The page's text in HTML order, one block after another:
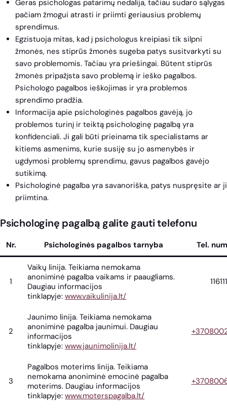
Geras psichologas patarimų nedalija, tačiau sudaro sąlygas
pačiam žmogui atrasti ir priimti geriausius problemų
sprendimus.
Egzistuoja mitas, kad į psichologus kreipiasi tik silpni
žmonės, nes stiprūs žmonės sugeba patys susitvarkyti su
savo problemomis. Tačiau yra priešingai. Būtent stiprūs
žmonės pripažįsta savo problemą ir ieško pagalbos.
Psichologo pagalbos ieškojimas ir yra problemos
sprendimo pradžia.
Informacija apie psichologinės pagalbos gavėją, jo
problemos turinį ir teiktą psichologinę pagalbą yra
konfidenciali. Ji gali būti prieinama tik specialistams ar
kitiems asmenims, kurie susiję su jo asmenybės ir
ugdymosi problemų sprendimu, gavus pagalbos gavėjo
sutikimą.
Psichologinė pagalba yra savanoriška, patys nuspręsite ar ji
priimtina.
Psichologinę pagalbą galite gauti telefonu
Nr. Psichologinės pagalbos tarnyba Tel.
1
Vaikų linija. Teikiama nemokama
anoniminė pagalba vaikams ir paaugliams.
Daugiau informacijos
tinklapyje:www.vaikulinija.lt/
116111
2
Jaunimo linija. Teikiama nemokama
anoniminė pagalba jaunimui. Daugiau
informacijos
tinklapyje:www.jaunimolinija.lt/
3
Pagalbos moterims linija. Teikiama
nemokama anoniminė emocinė pagalba
moterims. Daugiau informacijos
tinklapyje:www.moterspagalba.lt/